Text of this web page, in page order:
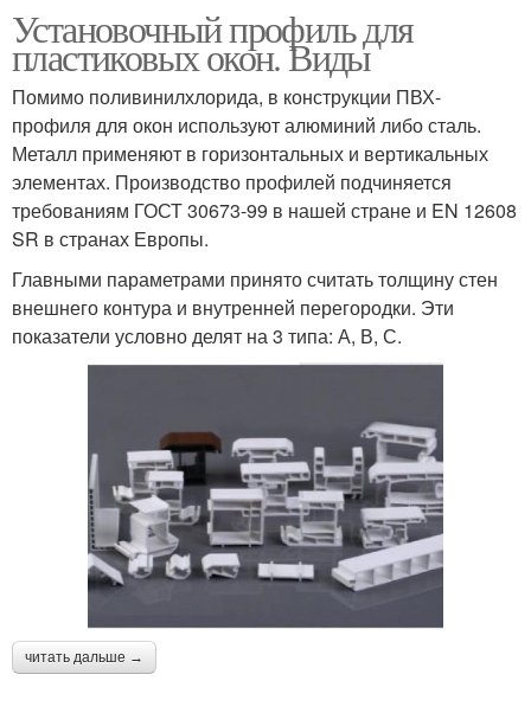
Установочный профиль для
пластиковых окон. Виды
Помимо поливинилхлорида, в конструкции ПВХ-
профиля для окон используют алюминий либо сталь.
Металл применяют в горизонтальных и вертикальных
элементах. Производство профилей подчиняется
требованиям ГОСТ 30673-99 в нашей стране и EN 12608
SR в странах Европы.
Главными параметрами принято считать толщину стен
внешнего контура и внутренней перегородки. Эти
показатели условно делят на 3 типа: А, В, С.
читать дальше →